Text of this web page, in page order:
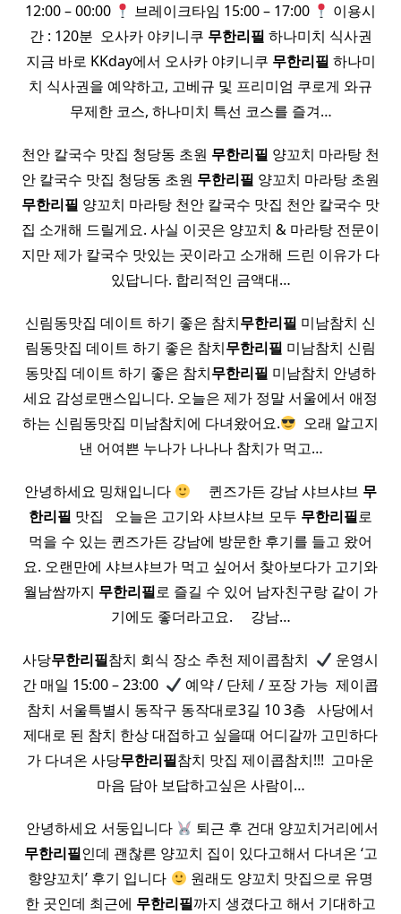
12:00 – 00:00
브레이크타임 15:00 – 17:00
이용시
간 : 120분 ​ 오사카 야키니쿠 무한리필 하나미치 식사권
지금 바로 KKday에서 오사카 야키니쿠 무한리필 하나미
치 식사권을 예약하고, 고베규 및 프리미엄 쿠로게 와규
무제한 코스, 하나미치 특선 코스를 즐겨…
천안 칼국수 맛집 청당동 초원 무한리필 양꼬치 마라탕 천
안 칼국수 맛집 청당동 초원 무한리필 양꼬치 마라탕 초원
무한리필 양꼬치 마라탕 천안 칼국수 맛집 천​안 칼국수 맛
집 소개해 드릴게요. 사실 이곳은 양꼬치 & 마라탕 전문이
지만 제가 칼국수 맛있는 곳이라고 소개해 드린 이유가 다
있답니다. 합리적인 금액대…
신림동맛집 데이트 하기 좋은 참치무한리필 미남참치 신
림동맛집 데이트 하기 좋은 참치무한리필 미남참치 신림
동맛집 데이트 하기 좋은 참치무한리필 미남참치 안녕하
세요 감성로맨스입니다. 오늘은 제가 정말 서울에서 애정
하는 신림동맛집 미남참치에 다녀왔어요.
​ 오래 알고지
낸 어여쁜 누나가 나나나 참치가 먹고…
안녕하세요 밍채입니다 ​ ​ ​ ​ 퀸즈가든 강남 샤브샤브 무
한리필 맛집 ​ ​ 오늘은 고기와 샤브샤브 모두 무한리필로
먹을 수 있는 퀸즈가든 강남에 방문한 후기를 들고 왔어
요. 오랜만에 샤브샤브가 먹고 싶어서 찾아보다가 고기와
월남쌈까지 무한리필로 즐길 수 있어 남자친구랑 같이 가
기에도 좋더라고요. ​ ​ ​ ​ 강남…
사당무한리필참치 회식 장소 추천 제이콥참치 ​
운영시
간 매일 15:00 – 23:00 ​
예약 / 단체 / 포장 가능 ​ 제이콥
참치 서울특별시 동작구 동작대로3길 10 3층 ​ ​ 사당에서
제대로 된 참치 한상 대접하고 싶을때 어디갈까 고민하다
가 다녀온 사당무한리필참치 맛집 제이콥참치!!! ​ 고마운
마음 담아 보답하고싶은 사람이…
​ 안녕하세요 서둥입니다
퇴근 후 건대 양꼬치거리에서
무한리필인데 괜찮른 양꼬치 집이 있다고해서 다녀온 ‘고
향양꼬치’ 후기 입니다
원래도 양꼬치 맛집으로 유명
한 곳인데 최근에 무한리필까지 생겼다고 해서 기대하고